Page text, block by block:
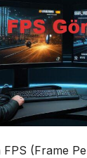
FPS (Frame